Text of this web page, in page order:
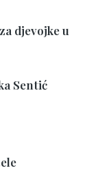
djevojke u
Sentić